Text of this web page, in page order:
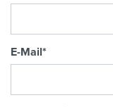
E-Mail*